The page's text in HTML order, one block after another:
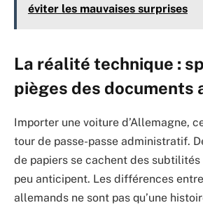
éviter les mauvaises surprises
La réalité technique :
pièges des documents
Importer une voiture d’Allemagne,
tour de passe-passe administratif.
de papiers se cachent des subtilités
peu anticipent. Les différences
allemands ne sont pas qu’une